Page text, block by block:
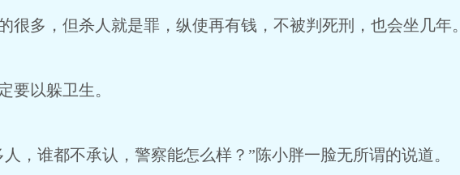
很多，但杀人就是罪，纵使再有钱，不被判死刑，也会坐几年。
要以躲卫生。
，谁都不承认，警察能怎么样？”陈小胖一脸无所谓的说道。